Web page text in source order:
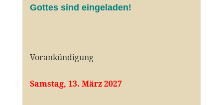
Gottes sind eingeladen!
Vorankündigung
Samstag, 13. März 2027